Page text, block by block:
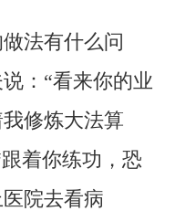
法有什么问
：“看来你的业
修炼大法算
着你练功，恐
院去看病